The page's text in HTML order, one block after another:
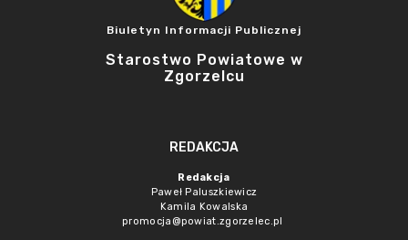
Biuletyn Informacji Publicznej
Starostwo Powiatowe w
Zgorzelcu
REDAKCJA
Redakcja
Paweł Paluszkiewicz
Kamila Kowalska
promocja@powiat.zgorzelec.pl